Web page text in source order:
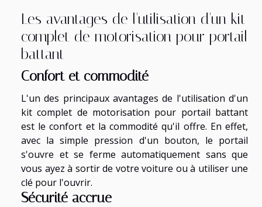
Les avantages de l'utilisation d'un kit
complet de motorisation pour portail
battant
Confort et commodité
L'un des principaux avantages de l'utilisation d'un
kit complet de motorisation pour portail battant
est le confort et la commodité qu'il offre. En effet,
avec la simple pression d'un bouton, le portail
s'ouvre et se ferme automatiquement sans que
vous ayez à sortir de votre voiture ou à utiliser une
clé pour l'ouvrir.
Sécurité accrue